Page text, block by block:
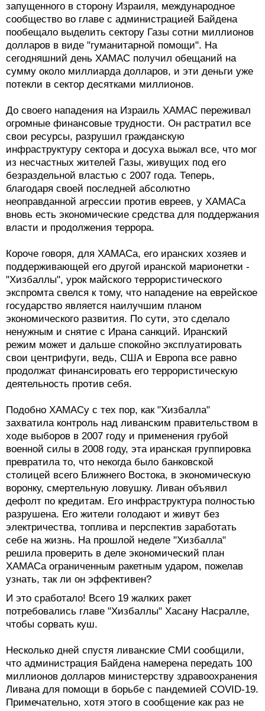
запущенного в сторону Израиля, международное
сообщество во главе с администрацией Байдена
пообещало выделить сектору Газы сотни миллионов
долларов в виде "гуманитарной помощи". На
сегодняшний день ХАМАС получил обещаний на
сумму около миллиарда долларов, и эти деньги уже
потекли в сектор десятками миллионов.
До своего нападения на Израиль ХАМАС переживал
огромные финансовые трудности. Он растратил все
свои ресурсы, разрушил гражданскую
инфраструктуру сектора и досуха выжал все, что мог
из несчастных жителей Газы, живущих под его
безраздельной властью с 2007 года. Теперь,
благодаря своей последней абсолютно
неоправданной агрессии против евреев, у ХАМАСа
вновь есть экономические средства для поддержания
власти и продолжения террора.
Короче говоря, для ХАМАСа, его иранских хозяев и
поддерживающей его другой иранской марионетки -
"Хизбаллы", урок майского террористического
экспромта свелся к тому, что нападение на еврейское
государство является наилучшим планом
экономического развития. По сути, это сделало
ненужным и снятие с Ирана санкций. Иранский
режим может и дальше спокойно эксплуатировать
свои центрифуги, ведь, США и Европа все равно
продолжат финансировать его террористическую
деятельность против себя.
Подобно ХАМАСу с тех пор, как "Хизбалла"
захватила контроль над ливанским правительством в
ходе выборов в 2007 году и применения грубой
военной силы в 2008 году, эта иранская группировка
превратила то, что некогда было банковской
столицей всего Ближнего Востока, в экономическую
воронку, смертельную ловушку. Ливан объявил
дефолт по кредитам. Его инфраструктура полностью
разрушена. Его жители голодают и живут без
электричества, топлива и перспектив заработать
себе на жизнь. На прошлой неделе "Хизбалла"
решила проверить в деле экономический план
ХАМАСа ограниченным ракетным ударом, пожелав
узнать, так ли он эффективен?
И это сработало! Всего 19 жалких ракет
потребовались главе "Хизбаллы" Хасану Насралле,
чтобы сорвать куш.
Несколько дней спустя ливанские СМИ сообщили,
что администрация Байдена намерена передать 100
миллионов долларов министерству здравоохранения
Ливана для помощи в борьбе с пандемией COVID-19.
Примечательно, хотя этого в сообщение как раз не